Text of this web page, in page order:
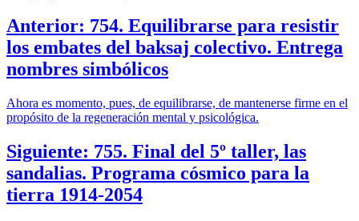
Anterior: 754. Equilibrarse para resistir
los embates del baksaj colectivo. Entrega
nombres simbólicos
Ahora es momento, pues, de equilibrarse, de mantenerse firme en el
propósito de la regeneración mental y psicológica.
Siguiente: 755. Final del 5º taller, las
sandalias. Programa cósmico para la
tierra 1914-2054